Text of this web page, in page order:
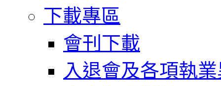
下載專區
會刊下載
入退會及各項執